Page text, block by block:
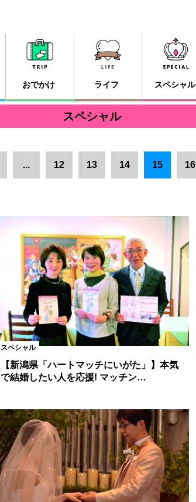
おでかけ ライフ スペシャル
スペシャル
... 12 13 14 15 16
スペシャル
【新潟県「ハートマッチにいがた」】本気
で結婚したい人を応援! マッチン…